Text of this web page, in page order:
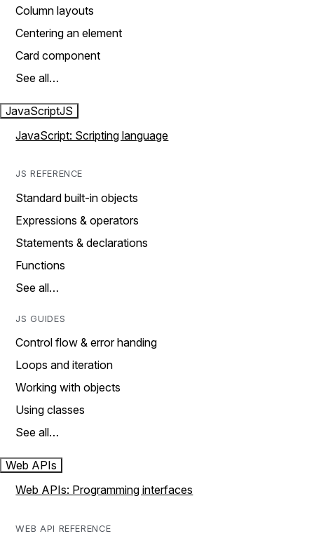
Column layouts
Centering an element
Card component
See all…
JavaScriptJS
JavaScript: Scripting language
JS REFERENCE
Standard built-in objects
Expressions & operators
Statements & declarations
Functions
See all…
JS GUIDES
Control flow & error handing
Loops and iteration
Working with objects
Using classes
See all…
Web APIs
Web APIs: Programming interfaces
WEB API REFERENCE